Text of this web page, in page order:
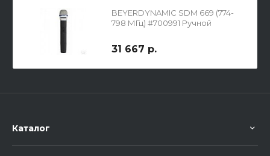
BEYERDYNAMIC SDM 669 (774-
798 МГц) #700991 Ручной
Opus 600
31 667 р.
Каталог